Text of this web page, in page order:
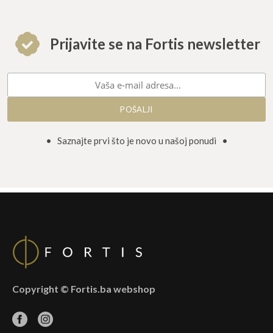
Prijavite se na Fortis newsletter
• Saznajte prvi što je novo u našoj ponudi •
Copyright © Fortis.ba webshop